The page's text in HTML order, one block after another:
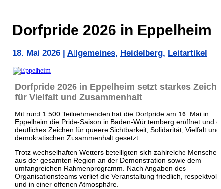
Dorfpride 2026 in Eppelheim
18. Mai 2026 Allgemeines, Heidelberg, Leitartikel
Dorfpride 2026 in Eppelheim setzt starkes
für Vielfalt und Zusammenhalt
Mit rund 1.500 Teilnehmenden hat die Dorfpride am 16. Mai in
Eppelheim die Pride-Saison in Baden-Württemberg eröffnet und
deutliches Zeichen für queere Sichtbarkeit, Solidarität, Vielfalt und
demokratischen Zusammenhalt gesetzt.
Trotz wechselhaften Wetters beteiligten sich zahlreiche Menschen
aus der gesamten Region an der Demonstration sowie dem
umfangreichen Rahmenprogramm. Nach Angaben des
Organisationsteams verlief die Veranstaltung friedlich, respektvoll
und in einer offenen Atmosphäre.